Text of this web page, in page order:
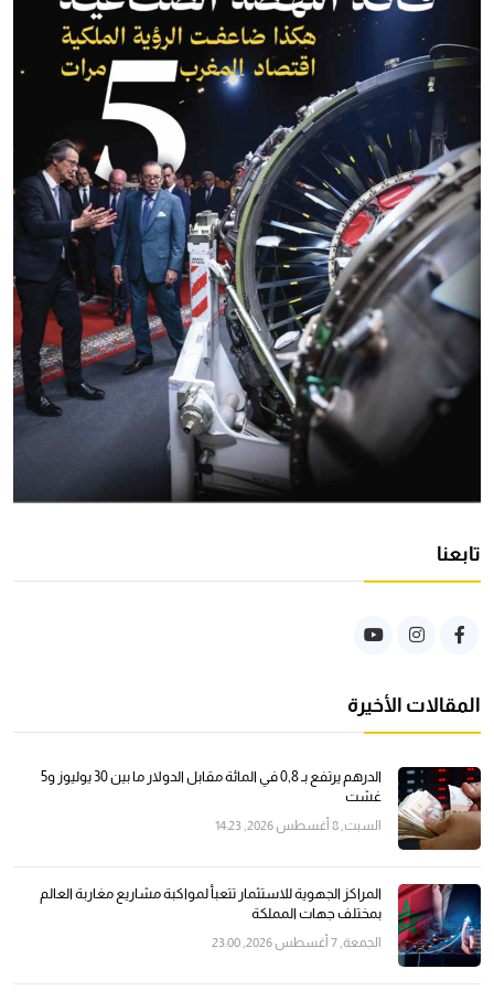
تابعنا
المقالات الأخيرة
الدرهم يرتفع بـ 0,8 في المائة مقابل الدولار ما بين 30 يوليوز و5
غشت
السبت, 8 أغسطس 2026, 14:23
المراكز الجهوية للاستثمار تتعبأ لمواكبة مشاريع مغاربة العالم
بمختلف جهات المملكة
الجمعة, 7 أغسطس 2026, 23:00